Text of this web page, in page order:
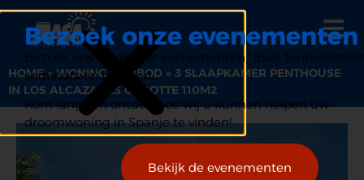
HOME»WONING AANBOD » 3 SLAAPKAMER PENTHOUSE
IN LOS ALCAZARES GROOTTE 110M2
Bezoek onze evenementen
Bezoek ons op diverse evenementen, zoals
seminars en beurzen.
Kom langs en ontdek hoe wij u kunnen helpen uw
droomwoning in Spanje te vinden!
Bekijk de evenementen